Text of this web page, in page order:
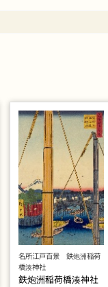
名所江戸百景 鉄炮洲稲荷
橋湊神社
鉄炮洲稲荷橋湊神社